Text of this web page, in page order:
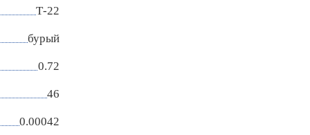
Т-22
бурый
0.72
46
0.00042